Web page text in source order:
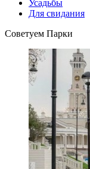
Усадьбы
Для свидания
Советуем Парки